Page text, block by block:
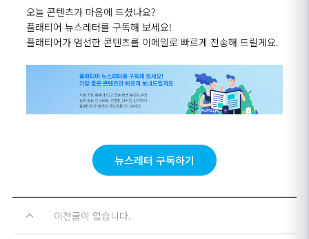
오늘 콘텐츠가 마음에 드셨나요?
플래티어 뉴스레터를 구독해 보세요!
플래티어가 엄선한 콘텐츠를 이메일로 빠르게 전송해 드릴게요.
뉴스레터 구독하기
이전글이 없습니다.